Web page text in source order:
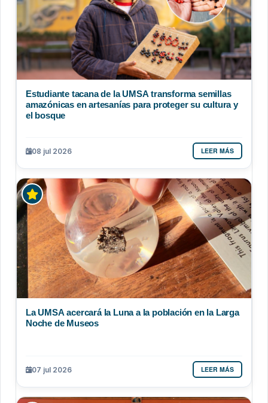
Estudiante tacana de la UMSA transforma semillas
amazónicas en artesanías para proteger su cultura y
el bosque
08 jul 2026 LEER MÁS
La UMSA acercará la Luna a la población en la Larga
Noche de Museos
07 jul 2026 LEER MÁS